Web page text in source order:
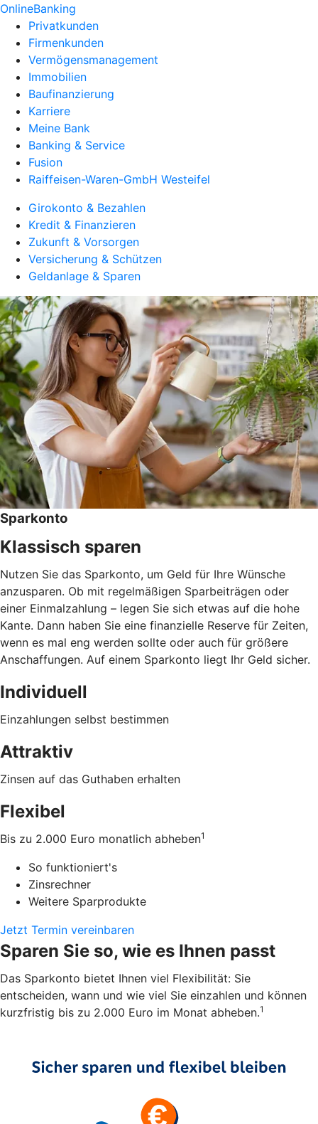
OnlineBanking
Privatkunden
Firmenkunden
Vermögensmanagement
Immobilien
Baufinanzierung
Karriere
Meine Bank
Banking & Service
Fusion
Raiffeisen-Waren-GmbH Westeifel
Girokonto & Bezahlen
Kredit & Finanzieren
Zukunft & Vorsorgen
Versicherung & Schützen
Geldanlage & Sparen
Sparkonto
Klassisch sparen
Nutzen Sie das Sparkonto, um Geld für Ihre Wünsche
anzusparen. Ob mit regelmäßigen Sparbeiträgen oder
einer Einmalzahlung – legen Sie sich etwas auf die hohe
Kante. Dann haben Sie eine finanzielle Reserve für Zeiten,
wenn es mal eng werden sollte oder auch für größere
Anschaffungen. Auf einem Sparkonto liegt Ihr Geld sicher.
Individuell
Einzahlungen selbst bestimmen
Attraktiv
Zinsen auf das Guthaben erhalten
Flexibel
Bis zu 2.000 Euro monatlich abheben1
So funktioniert's
Zinsrechner
Weitere Sparprodukte
Jetzt Termin vereinbaren
Sparen Sie so, wie es Ihnen passt
Das Sparkonto bietet Ihnen viel Flexibilität: Sie
entscheiden, wann und wie viel Sie einzahlen und können
kurzfristig bis zu 2.000 Euro im Monat abheben.1